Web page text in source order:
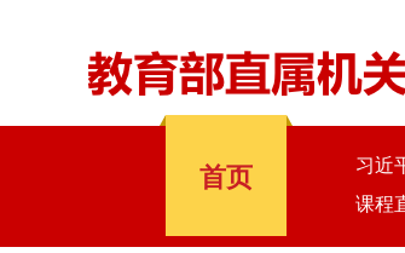
首页 习近
课程